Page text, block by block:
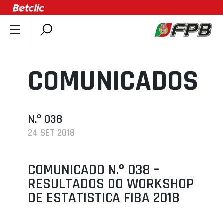
DOCUMENTOS
ÚLTIMAS
ASSOCIAÇÕES
CLUBES
AGENDA
SELEÇÕES
MINIBASQUETE
COMUNICADOS
N.º 038
24 SET 2018
COMUNICADO N.º 038 –
RESULTADOS DO WORKSHOP
DE ESTATISTICA FIBA 2018